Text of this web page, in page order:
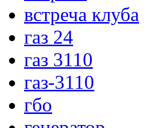
встреча клуба
газ 24
газ 3110
газ-3110
гбо